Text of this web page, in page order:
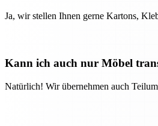
Ja, wir stellen Ihnen gerne Kartons,
Kann ich auch nur Möbel
Natürlich! Wir übernehmen auch